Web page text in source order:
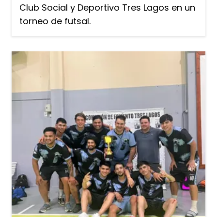
Club Social y Deportivo Tres Lagos en un
torneo de futsal.